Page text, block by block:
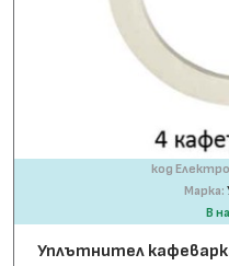
код
Марка:
В
Уплътнител